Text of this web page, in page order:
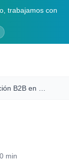
trabajamos con
min